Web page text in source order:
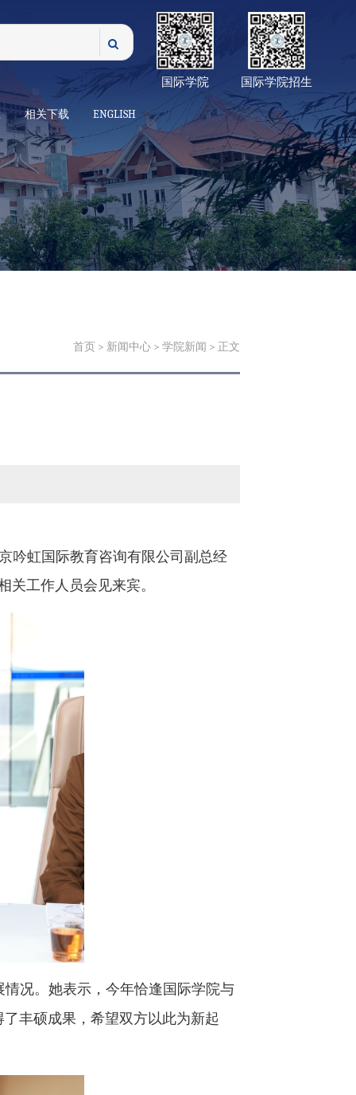
国际学院 国际学院招生
相关下载 ENGLISH
首页> 新闻中心> 学院新闻 > 正文
吟虹国际教育咨询有限公司副总经
关工作人员会见来宾。
况。她表示，今年恰逢国际学院与
丰硕成果，希望双方以此为新起